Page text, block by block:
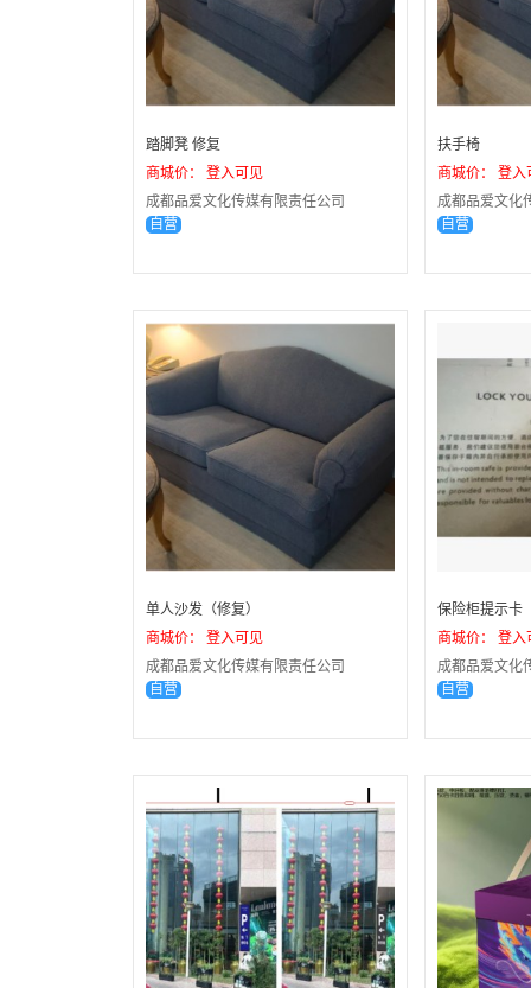
踏脚凳 修复
商城价： 登入可见
成都品爱文化传媒有限责任公司
自营
扶手椅
商城价： 登入
成都品爱文化
自营
单人沙发（修复）
商城价： 登入可见
成都品爱文化传媒有限责任公司
自营
保险柜提示卡
商城价： 登入
成都品爱文化
自营